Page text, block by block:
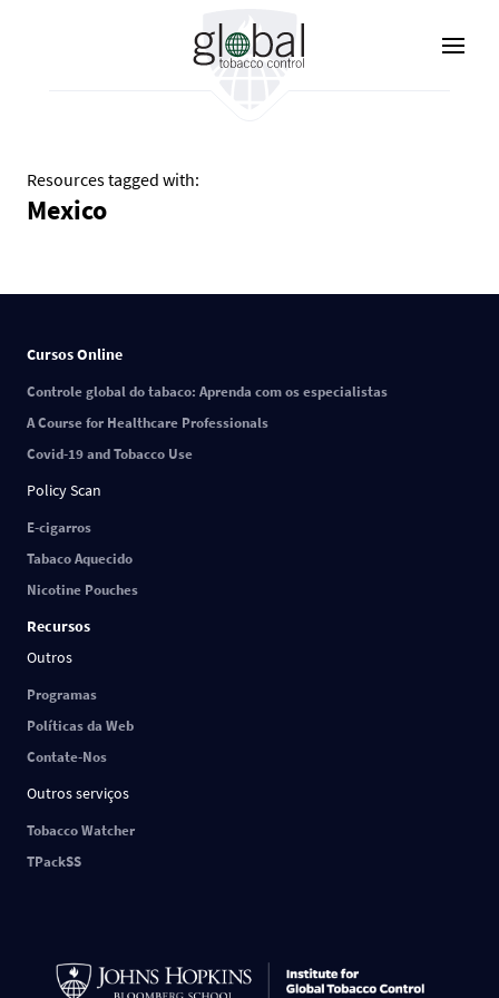
Resources tagged with:
Mexico
Cursos Online
Controle global do tabaco: Aprenda com os especialistas
A Course for Healthcare Professionals
Covid-19 and Tobacco Use
Policy Scan
E-cigarros
Tabaco Aquecido
Nicotine Pouches
Recursos
Outros
Programas
Políticas da Web
Contate-Nos
Outros serviços
Tobacco Watcher
TPackSS